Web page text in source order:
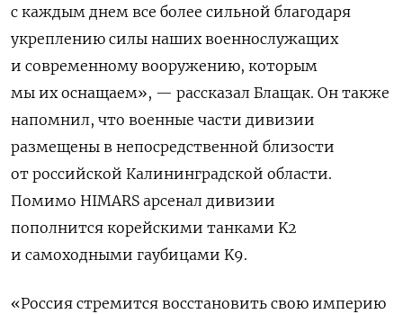
с каждым днем все более сильной благодаря
укреплению силы наших военнослужащих
и современному вооружению, которым
мы их оснащаем», — рассказал Блащак. Он также
напомнил, что военные части дивизии
размещены в непосредственной близости
от российской Калининградской области.
Помимо HIMARS арсенал дивизии
пополнится корейскими танками K2
и самоходными гаубицами K9.
«Россия стремится восстановить свою империю